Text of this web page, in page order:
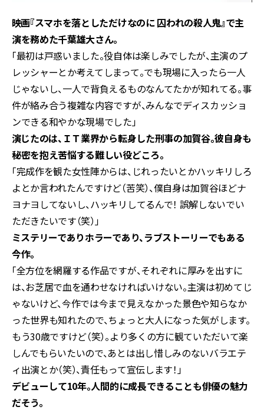
――映画『スマホを落としただけなのに 囚われの殺人鬼』で主
演を務めた千葉雄大さん。
「最初は戸惑いました。役自体は楽しみでしたが、主演のプ
レッシャーとか考えてしまって。でも現場に入ったら一人
じゃないし、一人で背負えるものなんてたかが知れてる。事
件が絡み合う複雑な内容ですが、みんなでディスカッショ
ンできる和やかな現場でした」
――演じたのは、ＩＴ業界から転身した刑事の加賀谷。彼自身も
秘密を抱え苦悩する難しい役どころ。
「完成作を観た女性陣からは、じれったいとかハッキリしろ
よとか言われたんですけど（苦笑）、僕自身は加賀谷ほどナ
ヨナヨしてないし、ハッキリしてるんで！ 誤解しないでい
ただきたいです（笑）」
――ミステリーでありホラーであり、ラブストーリーでもある
今作。
「全方位を網羅する作品ですが、それぞれに厚みを出すに
は、お芝居で血を通わせなければいけない。主演は初めてじ
ゃないけど、今作では今まで見えなかった景色や知らなか
った世界も知れたので、ちょっと大人になった気がします。
もう30歳ですけど（笑）。より多くの方に観ていただいて楽
しんでもらいたいので、あとは出し惜しみのないバラエテ
ィ出演とか（笑）、責任もって宣伝します！」
――デビューして10年。人間的に成長できることも俳優の魅力
だそう。